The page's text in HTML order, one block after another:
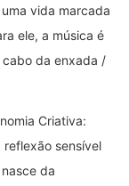
vida marcada
ele, a música é
cabo da enxada /
Criativa:
reflexão sensível
da